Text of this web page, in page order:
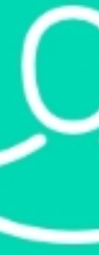
имущество
торгов
имущество
Восход 3
Восход